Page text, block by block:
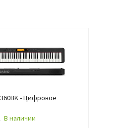
- Цифровое
В наличии